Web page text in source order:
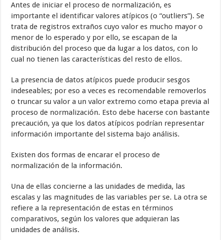
Antes de iniciar el proceso de normalización, es
importante el identificar valores atípicos (o “outliers”). Se
trata de registros extraños cuyo valor es mucho mayor o
menor de lo esperado y por ello, se escapan de la
distribución del proceso que da lugar a los datos, con lo
cual no tienen las características del resto de ellos.
La presencia de datos atípicos puede producir sesgos
indeseables; por eso a veces es recomendable removerlos
o truncar su valor a un valor extremo como etapa previa al
proceso de normalización. Esto debe hacerse con bastante
precaución, ya que los datos atípicos podrían representar
información importante del sistema bajo análisis.
Existen dos formas de encarar el proceso de
normalización de la información.
Una de ellas concierne a las unidades de medida, las
escalas y las magnitudes de las variables per se. La otra se
refiere a la representación de estas en términos
comparativos, según los valores que adquieran las
unidades de análisis.